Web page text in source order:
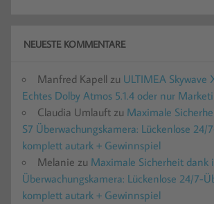
NEUESTE KOMMENTARE
Manfred Kapell zu ULTIMEA Skywave
Echtes Dolby Atmos 5.1.4 oder nur
Claudia Umlauft zu Maximale
S7 Überwachungskamera: Lückenlose 24/
komplett autark + Gewinnspiel
Melanie zu Maximale Sicherheit dank
Überwachungskamera: Lückenlose 24/7-
komplett autark + Gewinnspiel